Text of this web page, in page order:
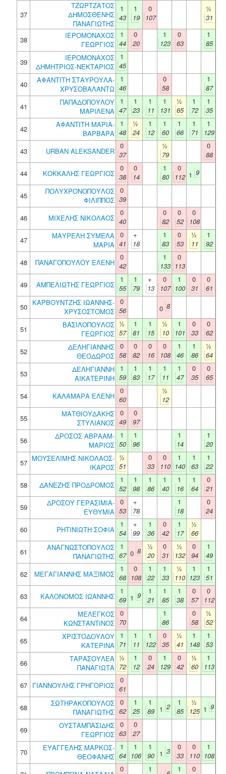
37
ΤΖΩΡΤΖΑΤΟΣ
ΔΗΜΟΣΘΕΝΗΣ
ΠΑΝΑΓΙΩΤΗΣ
1
43
1
19
0
107
½
31
38
ΙΕΡΟΜΟΝΑΧΟΣ
ΓΕΩΡΓΙΟΣ
1
44
0
20
1
123
0
63
1
85
39
ΙΕΡΟΜΟΝΑΧΟΣ
ΔΗΜΗΤΡΙΟΣ-ΝΕΚΤΑΡΙΟΣ
1
45
40
ΑΦΑΝΤΙΤΗ ΣΤΑΥΡΟΥΛΑ-
ΧΡΥΣΟΒΑΛΑΝΤΩ
1
46
0
58
1
87
41
ΠΑΠΑΔΟΠΟΥΛΟΥ
ΜΑΡΙΛΕΝΑ
1
47
1
23
1
11
1
131
½
65
1
72
1
35
42
ΑΦΑΝΤΙΤΗ ΜΑΡΙΑ-
ΒΑΡΒΑΡΑ
1
48
½
24
1
12
1
60
1
66
1
71
1
129
43
URBAN ALEKSANDER
0
37
½
79
0
88
44
ΚΟΚΚΑΛΗΣ ΓΕΩΡΓΙΟΣ
0
38
0
14
1
80
0
112 1 9
45
ΠΟΛΥΧΡΟΝΟΠΟΥΛΟΣ
ΦΙΛΙΠΠΟΣ
0
39
46
ΜΙΧΕΛΗΣ ΝΙΚΟΛΑΟΣ
0
40
0
82
0
52
0
108
47
ΜΑΥΡΕΛΗ ΣΥΜΕΛΑ
ΜΑΡΙΑ
0
41
+
18
1
83
0
53
½
11
1
92
48
ΠΑΝΑΓΟΠΟΥΛΟΥ ΕΛΕΝΗ
0
42
1
133
0
113
49
ΑΜΠΕΛΙΩΤΗΣ ΓΕΩΡΓΙΟΣ
1
55
1
79
+
13
0
107
1
100
0
31
0
61
50
ΚΑΡΒΟΥΝΤΖΗΣ ΙΩΑΝΝΗΣ-
ΧΡΥΣΟΣΤΟΜΟΣ
0
56
0 8
51
ΒΑΣΙΛΟΠΟΥΛΟΣ
ΓΕΩΡΓΙΟΣ
½
57
1
81
1
15
½
10
1
101
0
33
0
62
52
ΔΕΛΗΓΙΑΝΝΗΣ
ΘΕΟΔΩΡΟΣ
0
58
0
82
0
16
0
108
1
46
1
86
½
64
53
ΔΕΛΗΓΙΑΝΝΗ
ΑΙΚΑΤΕΡΙΝΗ
1
59
1
83
1
17
1
11
1
47
0
35
0
65
54
ΚΑΛΑΜΑΡΑ ΕΛΕΝΗ
0
60
½
12
55
ΜΑΤΘΙΟΥΔΑΚΗΣ
ΣΤΥΛΙΑΝΟΣ
0
49
0
97
56
ΔΡΟΣΟΣ ΑΒΡΑΑΜ-
ΜΑΡΙΟΣ
1
50
1
96
1
14
1
20
57 ΜΟΥΣΕΛΙΜΗΣ ΝΙΚΟΛΑΟΣ-
ΙΚΑΡΟΣ
½
51
0
33
0
110
1
140
1
63
1
22
58
ΔΑΝΕΖΗΣ ΠΡΟΔΡΟΜΟΣ
1
52
1
98
1
86
1
40
1
16
1
64
0
21
59
ΔΡΟΣΟΥ ΓΕΡΑΣΙΜΙΑ-
ΕΥΘΥΜΙΑ
0
53
+
78
1
18
0
24
60
ΡΗΤΙΝΙΩΤΗ ΣΟΦΙΑ
1
54
+
99
1
36
0
42
1
17
½
66
61
ΑΝΑΓΝΩΣΤΟΠΟΥΛΟΣ
ΠΑΝΑΓΙΩΤΗΣ
1
67 0 8
½
20
0
31
½
132
0
94
1
49
62
ΜΕΓΑΓΙΑΝΝΗΣ ΜΑΞΙΜΟΣ
1
68
0
108
1
22
1
33
½
110
1
123
1
51
63
ΚΑΛΟΝΟΜΟΣ ΙΩΑΝΝΗΣ
1
69 1 9
1
21
1
85
1
38
0
57
0
112
64
ΜΕΛΕΓΚΟΣ
ΚΩΝΣΤΑΝΤΙΝΟΣ
0
70
1
86
0
58
½
52
65
ΧΡΙΣΤΟΔΟΥΛΟΥ
ΚΑΤΕΡΙΝΑ
1
71
1
11
1
122
0
35
½
41
1
148
1
53
66
ΤΑΡΑΣΟΥΛΕΑ
ΠΑΝΑΓΙΩΤΑ
½
72
1
12
0
24
1
129
0
42
½
60
1
113
67
ΓΙΑΝΝΟΥΛΗΣ ΓΡΗΓΟΡΙΟΣ
0
61
68
ΣΩΤΗΡΑΚΟΠΟΥΛΟΣ
ΠΑΝΑΓΙΩΤΗΣ
0
62
1
25
1
89
1 2
1
85
½
125 1 9
69
ΟΥΣΤΑΜΠΑΣΙΔΗΣ
ΓΕΩΡΓΙΟΣ
0
63
0
27
70
ΕΥΑΓΓΕΛΗΣ ΜΑΡΚΟΣ-
ΘΕΟΦΑΝΗΣ
1
64
1
106
1
90
1 3
0
33
0
110
1
108
0
1
1
0